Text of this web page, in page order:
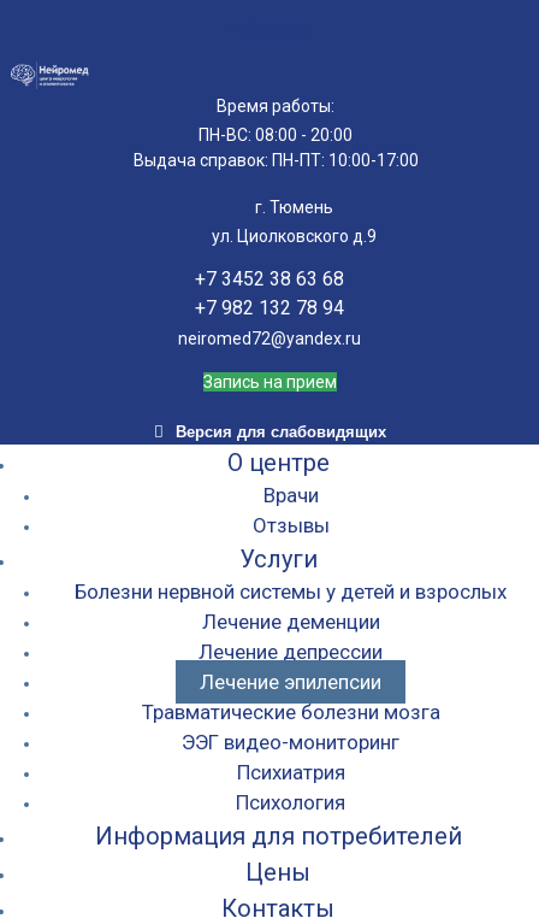
Время работы:
ПН-ВС: 08:00 - 20:00
Выдача справок: ПН-ПТ: 10:00-17:00
г. Тюмень
ул. Циолковского д.9
+7 3452 38 63 68
+7 982 132 78 94
neiromed72@yandex.ru
Запись на прием
Версия для слабовидящих
О центре
Врачи
Отзывы
Услуги
Болезни нервной системы у детей и взрослых
Лечение деменции
Лечение депрессии
Лечение эпилепсии
Травматические болезни мозга
ЭЭГ видео-мониторинг
Психиатрия
Психология
Информация для потребителей
Цены
Контакты